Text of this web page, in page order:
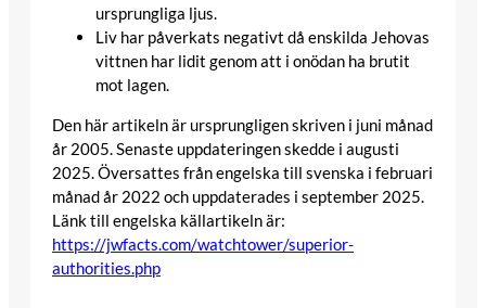
ursprungliga ljus.
Liv har påverkats negativt då enskilda Jehovas
vittnen har lidit genom att i onödan ha brutit
mot lagen.
Den här artikeln är ursprungligen skriven i juni månad
år 2005. Senaste uppdateringen skedde i augusti
2025. Översattes från engelska till svenska i februari
månad år 2022 och uppdaterades i september 2025.
Länk till engelska källartikeln är:
https://jwfacts.com/watchtower/superior-
authorities.php